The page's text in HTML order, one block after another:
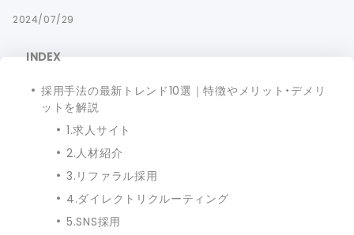
2024/07/29
INDEX
採用手法の最新トレンド10選｜特徴やメリット・デメリ
ットを解説
1.求人サイト
2.人材紹介
3.リファラル採用
4.ダイレクトリクルーティング
5.SNS採用